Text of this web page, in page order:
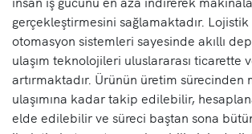
gerçekleştirmesini sağlamaktadır. Lojistik
otomasyon sistemleri sayesinde akıllı
ulaşım teknolojileri uluslararası ticarette
artırmaktadır. Ürünün üretim sürecinden
ulaşımına kadar takip edilebilir,
elde edilebilir ve süreci baştan sona